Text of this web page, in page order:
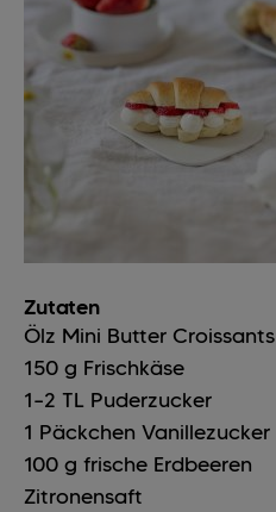
Zutaten
Ölz Mini Butter Croissants
150 g Frischkäse
1–2 TL Puderzucker
1 Päckchen Vanillezucker
100 g frische Erdbeeren
Zitronensaft